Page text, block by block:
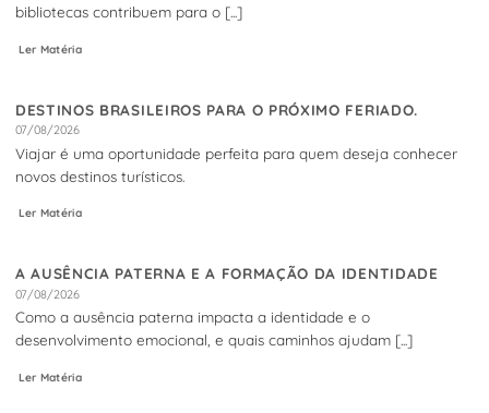
bibliotecas contribuem para o [...]
Ler Matéria
DESTINOS BRASILEIROS PARA O PRÓXIMO FERIADO.
07/08/2026
Viajar é uma oportunidade perfeita para quem deseja conhecer
novos destinos turísticos.
Ler Matéria
A AUSÊNCIA PATERNA E A FORMAÇÃO DA IDENTIDADE
07/08/2026
Como a ausência paterna impacta a identidade e o
desenvolvimento emocional, e quais caminhos ajudam [...]
Ler Matéria